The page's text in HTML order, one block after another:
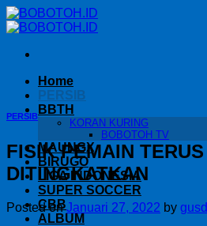
Skip
to
Home
PERSIB
BBTH
KORAN KURING
BOBOTOH TV
MAUNGX
BIRUGO
LIGA INDONESIA
SUPER SOCCER
CBB
ALBUM
PERSIB
FISIK PEMAIN TERUS
DITINGKATKAN
Posted onJanuari 27, 2022 by